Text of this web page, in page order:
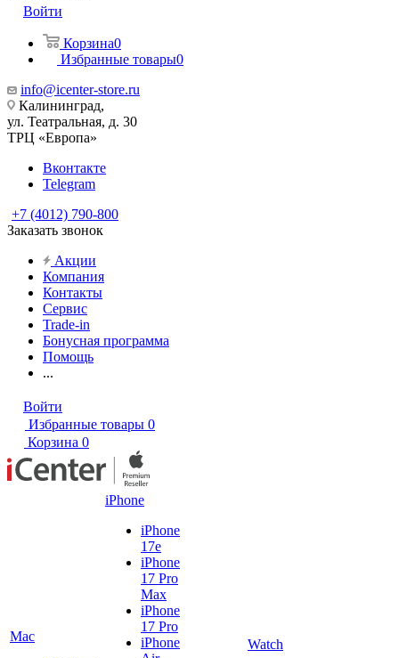
Войти
Корзина0
Избранные товары0
info@icenter-store.ru
Калининград,
ул. Театральная, д. 30
ТРЦ «Европа»
Вконтакте
Telegram
+7 (4012) 790-800
Заказать звонок
Акции
Компания
Контакты
Сервис
Trade-in
Бонусная программа
Помощь
...
Войти
Избранные товары 0
Корзина 0
Mac
iPhone
iPhone
17e
iPhone
17 Pro
Max
iPhone
17 Pro
iPhone
Watch